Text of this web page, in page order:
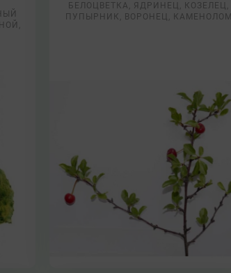
БЕЛОЦВЕТКА, ЯДРИНЕЦ, КОЗЕЛЕЦ,
ПУПЫРНИК, ВОРОНЕЦ, КАМЕНОЛОМ